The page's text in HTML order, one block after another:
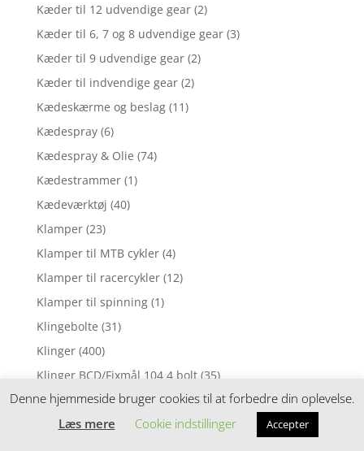
Kæder til 12 udvendige gear (2)
Kæder til 6, 7 og 8 udvendige gear (3)
Kæder til 9 udvendige gear (2)
Kæder til indvendige gear (2)
Kædeskærme og beslag (11)
Kædespray (6)
Kædespray & Olie (74)
Kædestrammer (1)
Kædeværktøj (40)
Klamper (23)
Klamper til MTB cykler (4)
Klamper til racercykler (12)
Klamper til spinning (1)
Klingebolte (31)
Klinger (400)
Klinger BCD/Fixmål 104 4 bolt (35)
Klinger BCD/Fixmål 110 4 bolt (17)
Klinger BCD/Fixmål 110 5 bolt (8)
Denne hjemmeside bruger cookies til at forbedre din oplevelse.
Læs mere
Cookie indstillinger Accepter